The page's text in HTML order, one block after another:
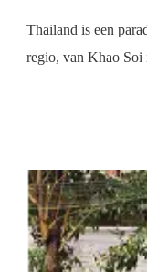
Thailand is een
regio, van Khao Soi